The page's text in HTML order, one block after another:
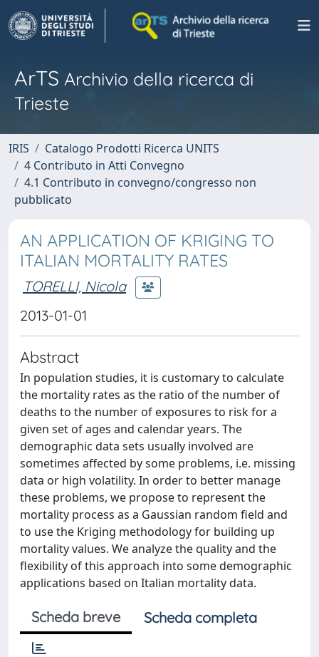
ArTS Archivio della ricerca di
Trieste
IRIS
Catalogo Prodotti Ricerca UNITS
4 Contributo in Atti Convegno
4.1 Contributo in convegno/congresso non
pubblicato
AN APPLICATION OF KRIGING TO
ITALIAN MORTALITY RATES
TORELLI, Nicola
2013-01-01
Abstract
In population studies, it is customary to calculate
the mortality rates as the ratio of the number of
deaths to the number of exposures to risk for a
given set of ages and calendar years. The
demographic data sets usually involved are
sometimes affected by some problems, i.e. missing
data or high volatility. In order to better manage
these problems, we propose to represent the
mortality process as a Gaussian random ﬁeld and
to use the Kriging methodology for building up
mortality values. We analyze the quality and the
ﬂexibility of this approach into some demographic
applications based on Italian mortality data.
Scheda breve Scheda completa